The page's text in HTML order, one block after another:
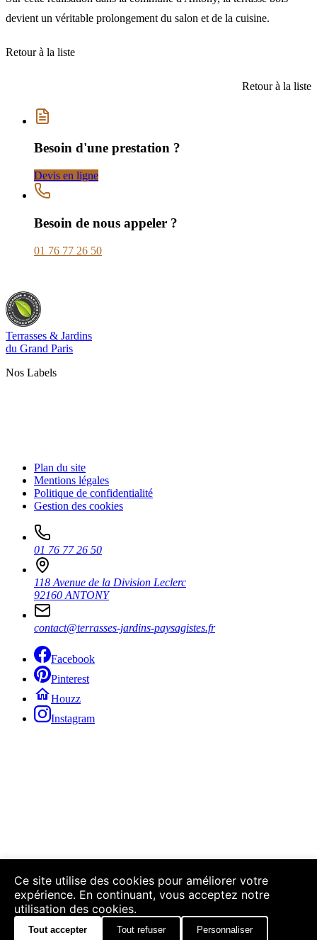
devient un véritable prolongement du salon et de la cuisine.
Retour à la liste
Retour à la liste
Besoin d'une prestation ?
Devis en ligne
Besoin de nous appeler ?
01 76 77 26 50
Terrasses & Jardins
du Grand Paris
Nos Labels
Plan du site
Mentions légales
Politique de confidentialité
Gestion des cookies
01 76 77 26 50
118 Avenue de la Division Leclerc
92160 ANTONY
contact@terrasses-jardins-paysagistes.fr
Facebook
Pinterest
Houzz
Instagram
Ce site utilise des cookies pour améliorer votre
expérience. En continuant, vous acceptez notre
utilisation des cookies.
Tout accepter Tout refuser Personnaliser